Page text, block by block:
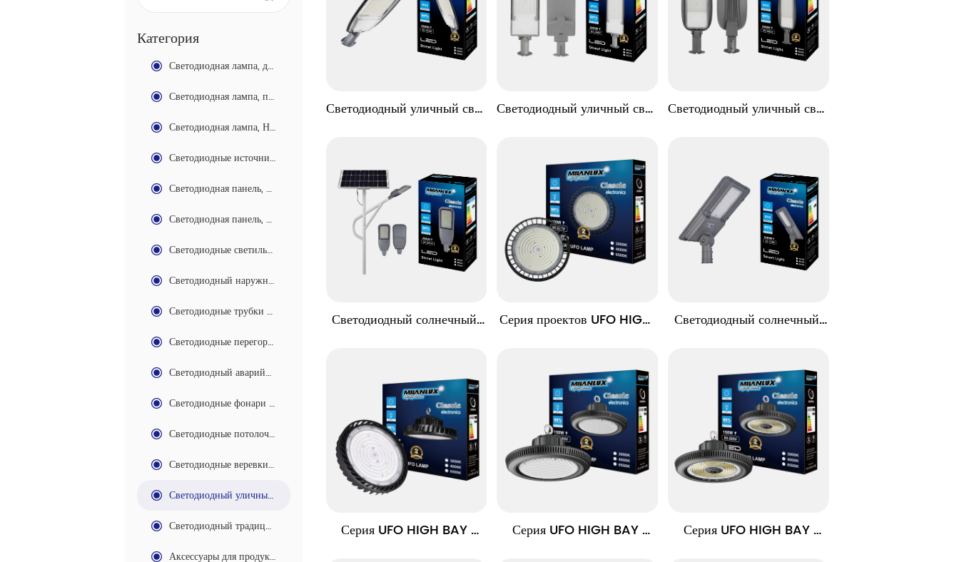
Категория
Светодиодная лампа, домашняя серия
Светодиодная лампа, промышленная серия
Светодиодная лампа, Нить серии
Светодиодные источники света серии
Светодиодная панель, компактная серия
Светодиодная панель, стандартная серия
Светодиодные светильники и прожекторы серии
Светодиодный наружный, Project / Floodlight
Светодиодные трубки & Batten серии
Светодиодные перегородки / Влагозащищенные
Светодиодный аварийный свет серии
Светодиодные фонари серии
Светодиодные потолочные светильники
Светодиодные веревки / полосы света серии
Светодиодный уличный свет и свет НЛО
Светодиодный традиционный свет серии
Аксессуары для продуктов
Светодиодный уличный свет
Светодиодный уличный свет
Светодиодный уличный свет
Светодиодный солнечный
YTS05 SERIES
Серия проектов UFO HIGH
Светодиодный солнечный
YTS04 SERIES
Серия UFO HIGH BAY
Серия UFO HIGH BAY
Серия UFO HIGH BAY